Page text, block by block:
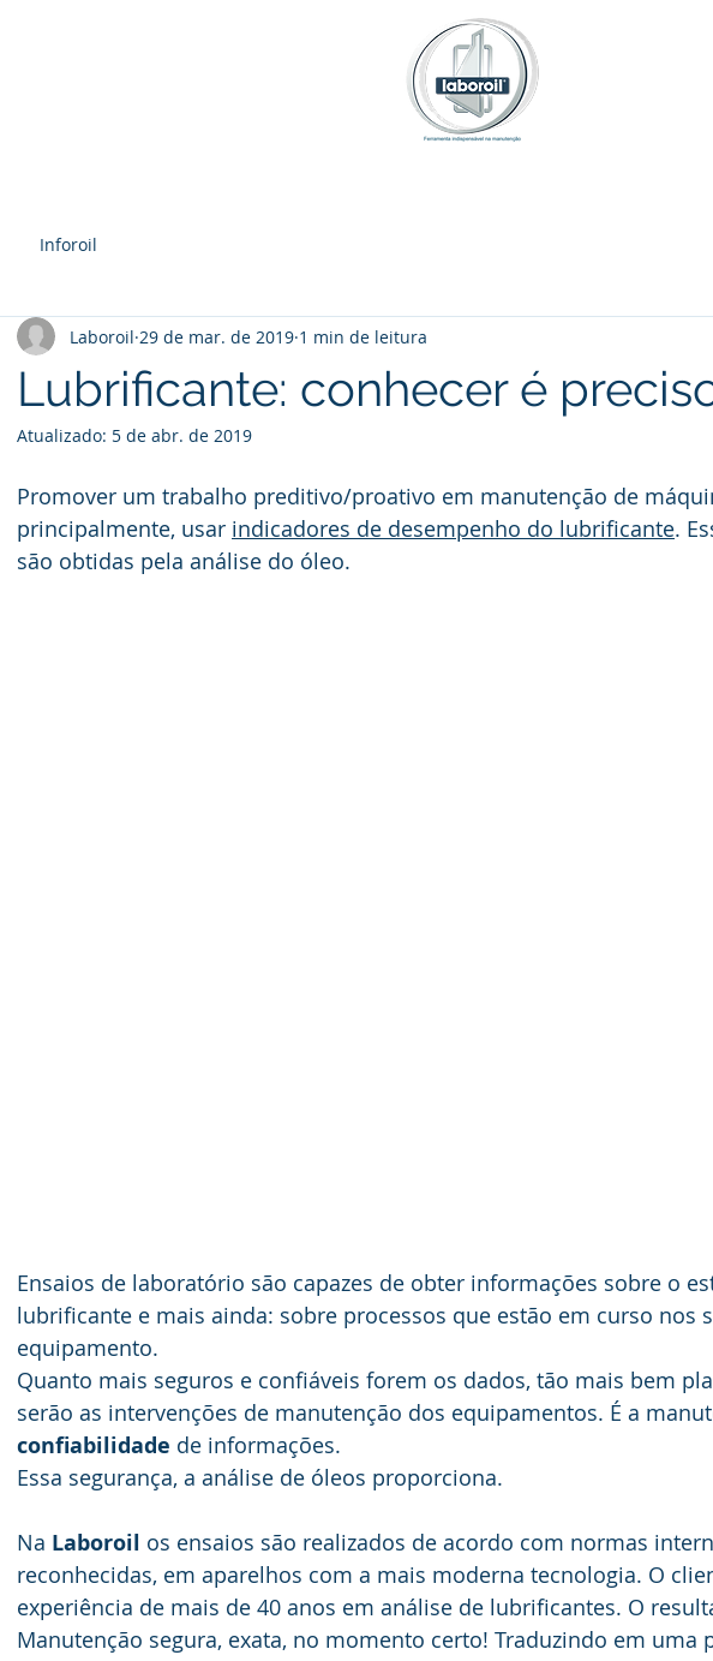
Inforoil
Lubrificante: conhecer é
Laboroil 29 de mar. de 2019 1 min de leitura
Atualizado: 5 de abr. de 2019
Promover um trabalho preditivo/proativo em manutenção de
principalmente, usar indicadores de desempenho do lubrificante.
são obtidas pela análise do óleo.
Ensaios de laboratório são capazes de obter informações sobre o
lubrificante e mais ainda: sobre processos que estão em curso nos
equipamento.
Quanto mais seguros e confiáveis forem os dados, tão mais bem
serão as intervenções de manutenção dos equipamentos. É a
confiabilidade de informações.
Essa segurança, a análise de óleos proporciona.
Na Laboroil os ensaios são realizados de acordo com normas
reconhecidas, em aparelhos com a mais moderna tecnologia. O
experiência de mais de 40 anos em análise de lubrificantes. O
Manutenção segura, exata, no momento certo! Traduzindo em uma